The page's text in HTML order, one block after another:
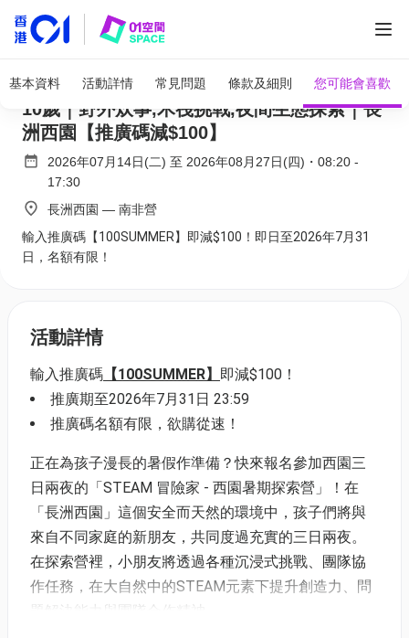
基本資料 活動詳情 常見問題 條款及細則 您可能會喜歡
STEAM 冒險家 : 西園暑期探索營 2026｜8-
10歲｜野外炊事,木筏挑戰,夜間生態探索｜長
洲西園【推廣碼減$100】
2026年07月14日(二) 至 2026年08月27日(四) ・ 08:20 -
17:30
長洲西園 — 南非營
輸入推廣碼【100SUMMER】即減$100！即日至2026年7月31
日，名額有限！
活動詳情
輸入推廣碼 【100SUMMER】 即減$100！
推廣期至2026年7月31日 23:59
推廣碼名額有限，欲購從速！
正在為孩子漫長的暑假作準備？快來報名參加西園三
日兩夜的「STEAM 冒險家 - 西園暑期探索營」！在
「長洲西園」這個安全而天然的環境中，孩子們將與
來自不同家庭的新朋友，共同度過充實的三日兩夜。
在探索營裡，小朋友將透過各種沉浸式挑戰、團隊協
作任務，在大自然中的STEAM元素下提升創造力、問
題解決能力與團隊合作精神。